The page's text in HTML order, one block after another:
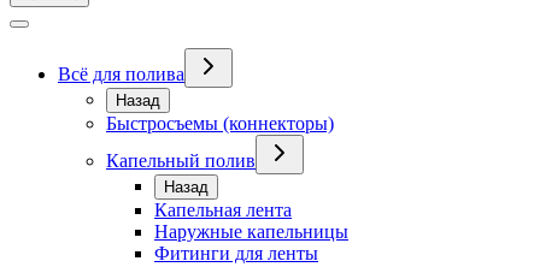
Всё для полива
Назад
Быстросъемы (коннекторы)
Капельный полив
Назад
Капельная лента
Наружные капельницы
Фитинги для ленты